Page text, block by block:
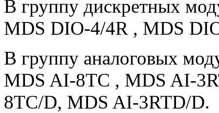
В группу дискретных
MDS DIO-4/4R , MDS
В группу аналоговых
MDS AI-8TC , MDS AI-
8TC/D, MDS AI-3RTD/D.